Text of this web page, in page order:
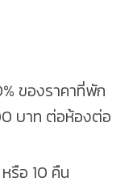
ของราคาที่พัก
บาท ต่อห้องต่อ
รือ 10 คืน